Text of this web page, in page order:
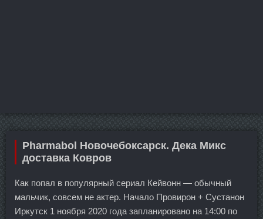
Pharmabol Новочебоксарск. Дека Микс
доставка Ковров
Как попал в популярный сериал Кейвонн — обычный
мальчик, совсем не актер. Начало Провирон + Сустанон
Иркутск 1 ноября 2020 года запланировано на 14:00 по